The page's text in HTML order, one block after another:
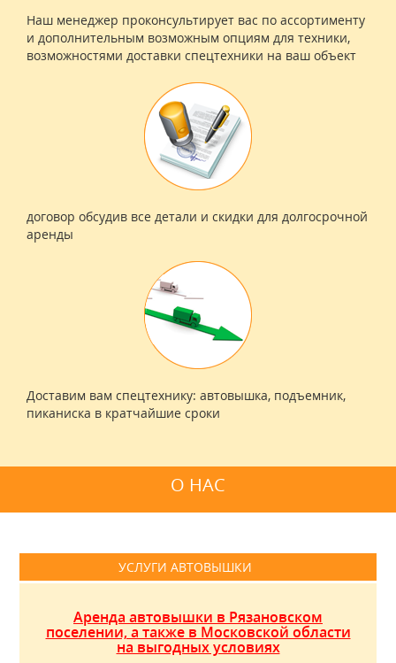
Наш менеджер проконсультирует вас по ассортименту
и дополнительным возможным опциям для техники,
возможностями доставки спецтехники на ваш объект
договор обсудив все детали и скидки для долгосрочной
аренды
Доставим вам спецтехнику: автовышка, подъемник,
пиканиска в кратчайшие сроки
О НАС
УСЛУГИ АВТОВЫШКИ
Аренда автовышки в Рязановском
поселении, а также в Московской области
на выгодных условиях